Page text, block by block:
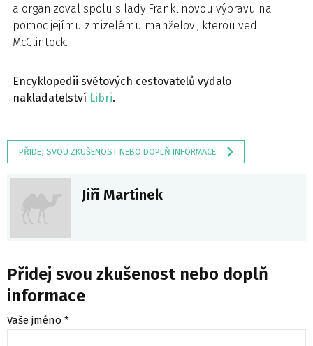
a organizoval spolu s lady Franklinovou výpravu na
pomoc jejímu zmizelému manželovi, kterou vedl L.
McClintock.
Encyklopedii světových cestovatelů vydalo
nakladatelství Libri.
PŘIDEJ SVOU ZKUŠENOST NEBO DOPLŇ INFORMACE
Jiří Martínek
Přidej svou zkušenost nebo doplň
informace
Vaše jméno *